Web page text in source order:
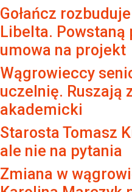
Gołańcz
Libelta.
umowa na projekt
Wągrowieccy
uczelnię. Ruszają
akademicki
Starosta Tomasz
ale nie na pytania
Zmiana w